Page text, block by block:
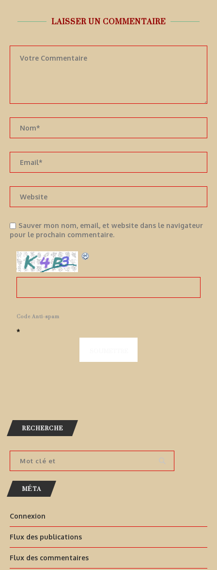
LAISSER UN COMMENTAIRE
Sauver mon nom, email, et website dans le navigateur
pour le prochain commentaire.
Code Anti-spam
*
RECHERCHE
MÉTA
Connexion
Flux des publications
Flux des commentaires